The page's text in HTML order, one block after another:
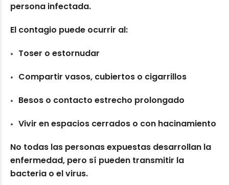
persona infectada.
El contagio puede ocurrir al:
Toser o estornudar
Compartir vasos, cubiertos o cigarrillos
Besos o contacto estrecho prolongado
Vivir en espacios cerrados o con hacinamiento
No todas las personas expuestas desarrollan la
enfermedad, pero sí pueden transmitir la
bacteria o el virus.